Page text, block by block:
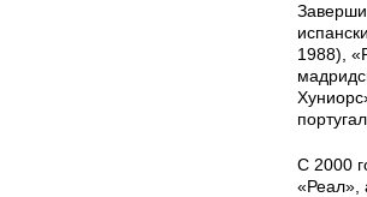
1988),
С 2000
«Реал»,